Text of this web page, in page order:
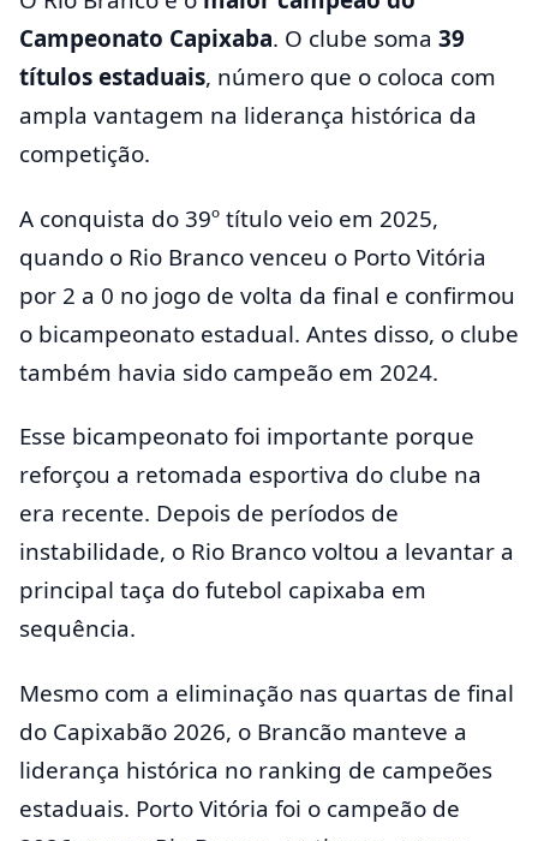
Campeonato Capixaba. O clube soma 39
títulos estaduais, número que o coloca com
ampla vantagem na liderança histórica da
competição.
A conquista do 39º título veio em 2025,
quando o Rio Branco venceu o Porto Vitória
por 2 a 0 no jogo de volta da final e confirmou
o bicampeonato estadual. Antes disso, o clube
também havia sido campeão em 2024.
Esse bicampeonato foi importante porque
reforçou a retomada esportiva do clube na
era recente. Depois de períodos de
instabilidade, o Rio Branco voltou a levantar a
principal taça do futebol capixaba em
sequência.
Mesmo com a eliminação nas quartas de final
do Capixabão 2026, o Brancão manteve a
liderança histórica no ranking de campeões
estaduais. Porto Vitória foi o campeão de